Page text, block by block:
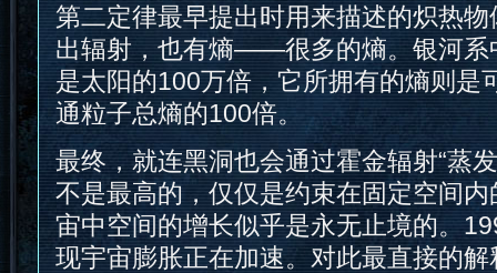
第二定律最早提出时用来描述的炽热
出辐射，也有熵——很多的熵。银河系
是太阳的100万倍，它所拥有的熵则是
通粒子总熵的100倍。
最终，就连黑洞也会通过霍金辐射“蒸
不是最高的，仅仅是约束在固定空间
宙中空间的增长似乎是永无止境的。
现宇宙膨胀正在加速。对此最直接的